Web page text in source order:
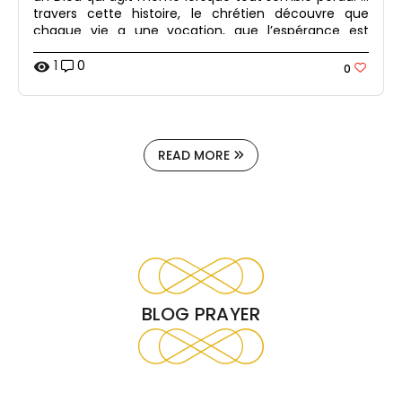
travers cette histoire, le chrétien découvre que
chaque vie a une vocation, que l’espérance est
préparer un chemin pour sa présence dans le
visibility 1 0 0
READ MORE
BLOG PRAYER